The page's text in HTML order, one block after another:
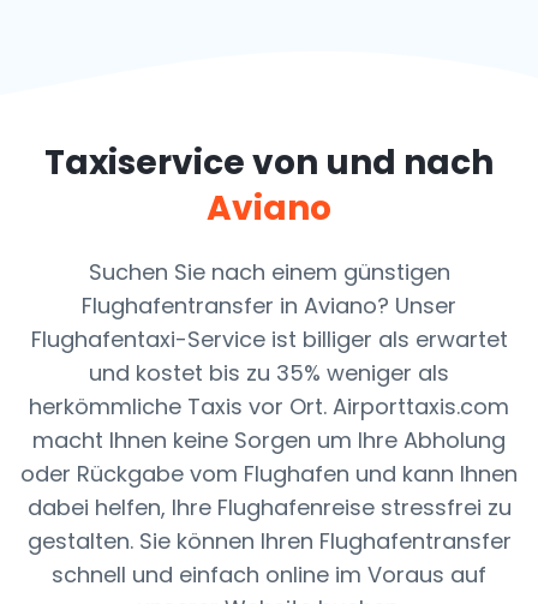
Taxiservice von und nach
Aviano
Suchen Sie nach einem günstigen
Flughafentransfer in Aviano? Unser
Flughafentaxi-Service ist billiger als erwartet
und kostet bis zu 35% weniger als
herkömmliche Taxis vor Ort. Airporttaxis.com
macht Ihnen keine Sorgen um Ihre Abholung
oder Rückgabe vom Flughafen und kann Ihnen
dabei helfen, Ihre Flughafenreise stressfrei zu
gestalten. Sie können Ihren Flughafentransfer
schnell und einfach online im Voraus auf